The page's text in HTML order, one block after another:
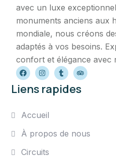
avec un luxe
monuments anciens aux
mondiale, nous créons
adaptés à vos besoins.
confort et élégance avec
Liens rapides
Accueil
À propos de nous
Circuits